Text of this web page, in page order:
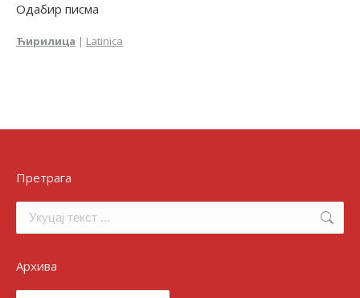
Одабир писма
Ћирилица | Latinica
Претрага
Архива